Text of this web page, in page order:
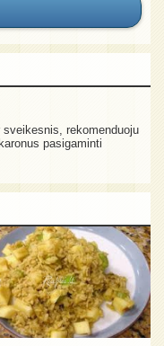
rekomenduoju
pasigaminti